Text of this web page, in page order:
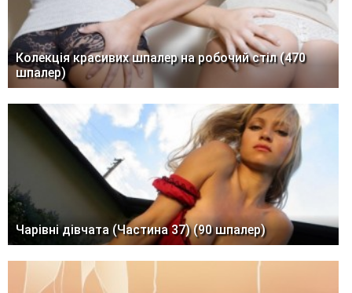
Колекція красивих шпалер на робочий стіл (470
шпалер)
Чарівні дівчата (Частина 37) (90 шпалер)